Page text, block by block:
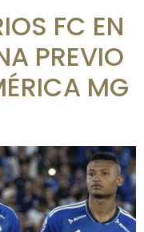
FC EN
PREVIO
MG